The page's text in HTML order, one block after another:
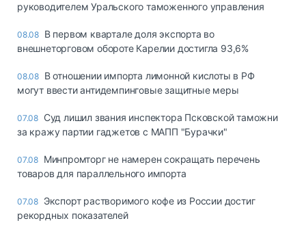
руководителем Уральского таможенного управления
08.08 В первом квартале доля экспорта во
внешнеторговом обороте Карелии достигла 93,6%
08.08 В отношении импорта лимонной кислоты в РФ
могут ввести антидемпинговые защитные меры
07.08 Суд лишил звания инспектора Псковской таможни
за кражу партии гаджетов с МАПП "Бурачки"
07.08 Минпромторг не намерен сокращать перечень
товаров для параллельного импорта
07.08 Экспорт растворимого кофе из России достиг
рекордных показателей